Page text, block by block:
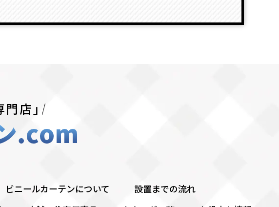
ビニールカーテンについて
設置までの流れ